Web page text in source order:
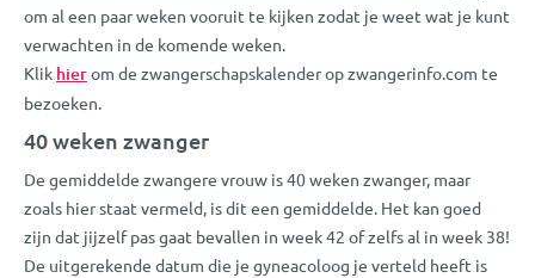
om al een paar weken vooruit te kijken zodat je weet wat je kunt
verwachten in de komende weken.
Klik hierom de zwangerschapskalender op zwangerinfo.com te
bezoeken.
40 weken zwanger
De gemiddelde zwangere vrouw is 40 weken zwanger, maar
zoals hier staat vermeld, is dit een gemiddelde. Het kan goed
zijn dat jijzelf pas gaat bevallen in week 42 of zelfs al in week 38!
De uitgerekende datum die je gyneacoloog je verteld heeft is